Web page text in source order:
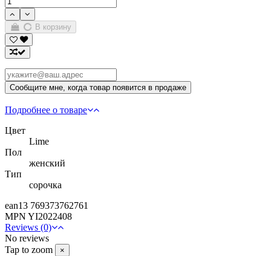
В корзину
Подробнее о товаре
Цвет
Lime
Пол
женский
Тип
сорочка
ean13 769373762761
MPN YI2022408
Reviews (0)
No reviews
Tap to zoom
×